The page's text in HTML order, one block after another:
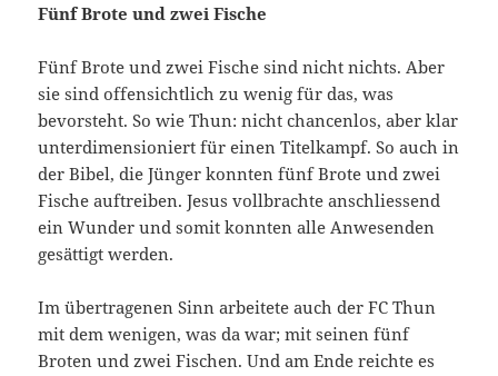
Fünf Brote und zwei Fische
Fünf Brote und zwei Fische sind nicht nichts. Aber
sie sind offensichtlich zu wenig für das, was
bevorsteht. So wie Thun: nicht chancenlos, aber klar
unterdimensioniert für einen Titelkampf. So auch in
der Bibel, die Jünger konnten fünf Brote und zwei
Fische auftreiben. Jesus vollbrachte anschliessend
ein Wunder und somit konnten alle Anwesenden
gesättigt werden.
Im übertragenen Sinn arbeitete auch der FC Thun
mit dem wenigen, was da war; mit seinen fünf
Broten und zwei Fischen. Und am Ende reichte es